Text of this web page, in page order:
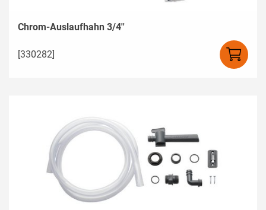
Chrom-Auslaufhahn 3/4''
[330282]